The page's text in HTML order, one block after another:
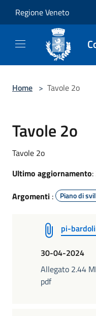
Regione Veneto
Home > Tavole 2o
Tavole 2o
Tavole 2o
Ultimo aggiornamento
Argomenti : Piano di
pi-
30-04-2024
Allegato 2.44
pdf